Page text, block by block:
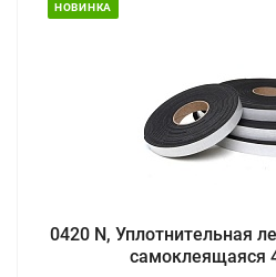
НОВИНКА
0420 N, Уплотнительная
самоклеящаяся